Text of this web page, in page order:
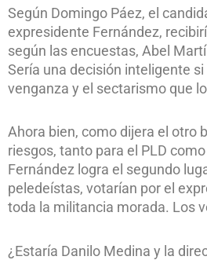
Según Domingo Páez, el
expresidente Fernández,
según las encuestas, Abel
Sería una decisión inteligente
venganza y el sectarismo que
Ahora bien, como dijera el otro
riesgos, tanto para el PLD
Fernández logra el segundo
peledeístas, votarían por el
toda la militancia morada. Los
¿Estaría Danilo Medina y la